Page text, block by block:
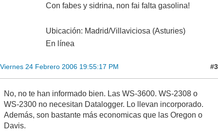
Con fabes y sidrina, non fai falta gasolina!
Ubicación: Madrid/Villaviciosa (Asturies)
En línea
Viernes 24 Febrero 2006 19:55:17 PM #3
No, no te han informado bien. Las WS-3600. WS-2308 o
WS-2300 no necesitan Datalogger. Lo llevan incorporado.
Además, son bastante más economicas que las Oregon o
Davis.